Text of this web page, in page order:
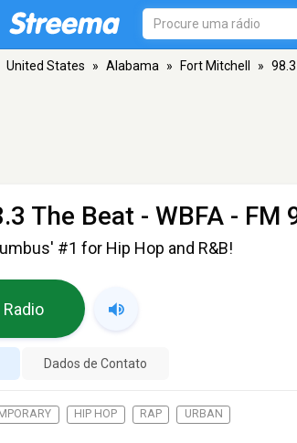
United States » Alabama » Fort Mitchell »
The Beat - WBFA - FM
#1 for Hip Hop and R&B!
Radio
Dados de Contato
HIP HOP RAP URBAN